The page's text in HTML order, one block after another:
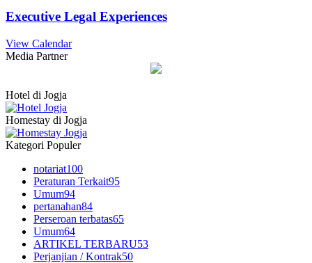
Executive Legal Experiences
View Calendar
Media Partner
Hotel di Jogja
Homestay di Jogja
Kategori Populer
notariat100
Peraturan Terkait95
Umum94
pertanahan84
Perseroan terbatas65
Umum64
ARTIKEL TERBARU53
Perjanjian / Kontrak50